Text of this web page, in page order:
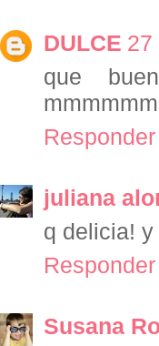
DULCE 27
que
Responder
juliana
q delicia!
Responder
Susana